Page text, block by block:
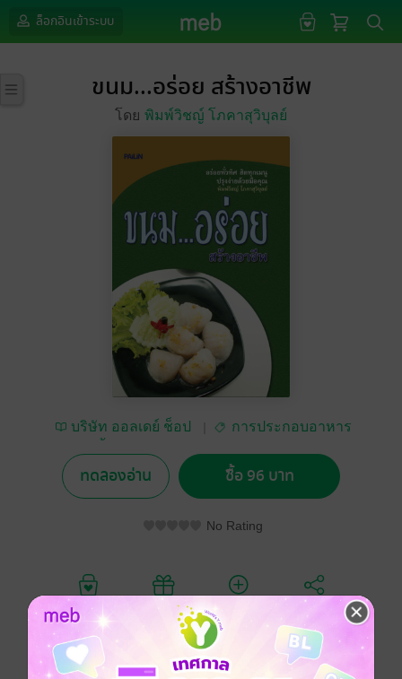
ล็อกอินเข้าระบบ
ขนม...อร่อย สร้างอาชีพ
โดย พิมพ์วิชญ์ โภคาสุวิบุลย์
บริษัท ออลเดย์ ช็อป
การประกอบอาหาร
ทดลองอ่าน ซื้อ 96 บาท
No Rating
อยากได้ ซื้อเป็นของขวัญ